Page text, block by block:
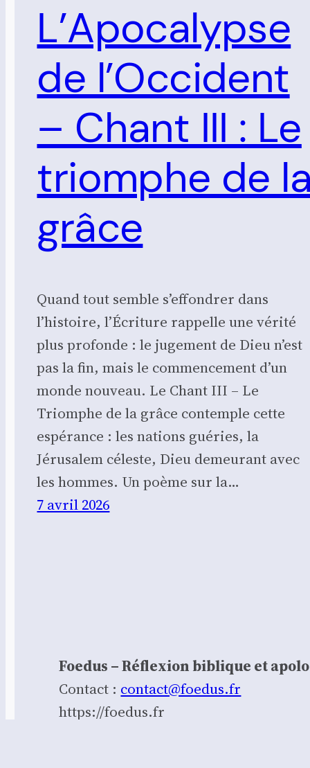
L’Apocalypse
de l’Occident
– Chant III : Le
triomphe de
grâce
Quand tout semble s’effondrer dans
l’histoire, l’Écriture rappelle une vérité
plus profonde : le jugement de Dieu n’est
pas la fin, mais le commencement d’un
monde nouveau. Le Chant III – Le
Triomphe de la grâce contemple cette
espérance : les nations guéries, la
Jérusalem céleste, Dieu demeurant avec
les hommes. Un poème sur la…
7 avril 2026
Foedus – Réflexion biblique et
Contact : contact@foedus.fr
https://foedus.fr⁠